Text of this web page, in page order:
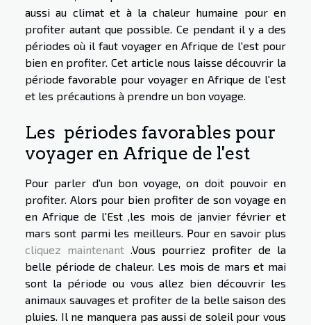
aussi au climat et à la chaleur humaine pour en
profiter autant que possible. Ce pendant il y a des
périodes où il faut voyager en Afrique de l'est pour
bien en profiter. Cet article nous laisse découvrir la
période favorable pour voyager en Afrique de l'est
et les précautions à prendre un bon voyage.
Les périodes favorables pour
voyager en Afrique de l'est
Pour parler d'un bon voyage, on doit pouvoir en
profiter. Alors pour bien profiter de son voyage en
en Afrique de l'Est ,les mois de janvier février et
mars sont parmi les meilleurs. Pour en savoir plus
cliquez maintenant .Vous pourriez profiter de la
belle période de chaleur. Les mois de mars et mai
sont la période ou vous allez bien découvrir les
animaux sauvages et profiter de la belle saison des
pluies. Il ne manquera pas aussi de soleil pour vous